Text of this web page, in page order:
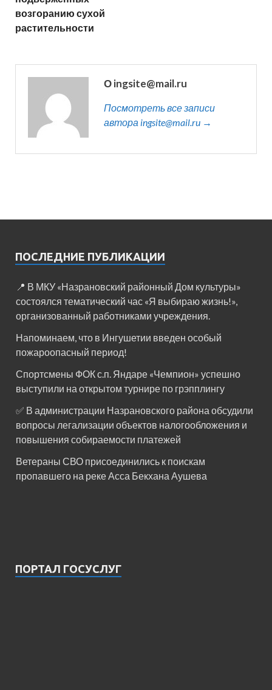
возгоранию сухой
растительности
О ingsite@mail.ru
Посмотреть все записи
автора ingsite@mail.ru →
ПОСЛЕДНИЕ ПУБЛИКАЦИИ
📍 В МКУ «Назрановский районный Дом культуры»
состоялся тематический час «Я выбираю жизнь!»,
организованный работниками учреждения.
Напоминаем, что в Ингушетии введен особый
пожароопасный период!⁣⁣⠀
Спортсмены ФОК с.п. Яндаре «Чемпион» успешно
выступили на открытом турнире по грэпплингу
✅ В администрации Назрановского района обсудили
вопросы легализации объектов налогообложения и
повышения собираемости платежей
Ветераны СВО присоединились к поискам
пропавшего на реке Асса Бекхана Аушева
ПОРТАЛ ГОСУСЛУГ